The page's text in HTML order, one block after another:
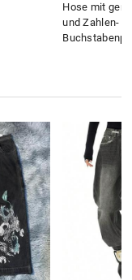
Hose mit
und Zahlen-